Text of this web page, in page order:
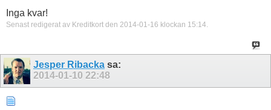
Inga kvar!
Senast redigerat av Kreditkort den 2014-01-16 klockan 15:14.
Jesper Ribacka sa:
2014-01-10 22:48